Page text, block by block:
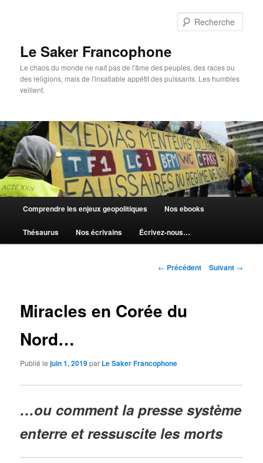
Le Saker Francophone
Le chaos du monde ne naît pas de l'âme des peuples, des races ou
des religions, mais de l'insatiable appétit des puissants. Les humbles
veillent.
Comprendre les enjeux geopolitiques Nos ebooks
Thésaurus Nos écrivains Écrivez-nous…
Navigation
← Précédent Suivant →
Miracles en Corée du
Nord…
Publié lejuin 1, 2019par Le Saker Francophone
…ou comment la presse système
enterre et ressuscite les morts